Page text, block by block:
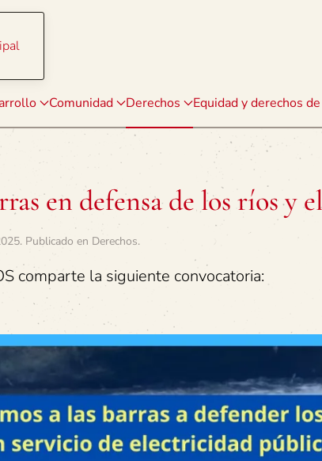
Comunidad Derechos Equidad y derechos
en defensa de los ríos y
. Publicado en Derechos.
comparte la siguiente convocatoria: